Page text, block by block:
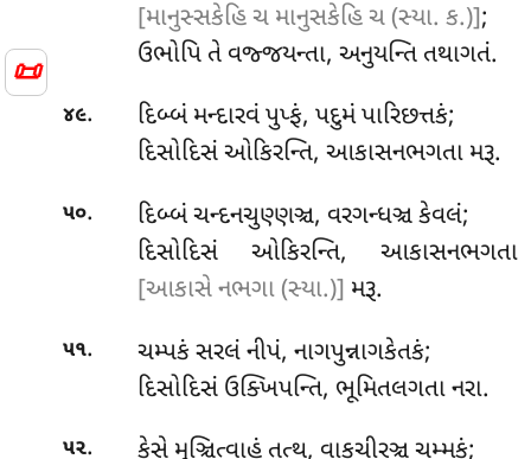
📜
[માનુસ્સકેહિ ચ માનુસકેહિ ચ (સ્યા. ક.)];
ઉભોપિ તે વજ્જયન્તા, અનુયન્તિ તથાગતં.
૪૯.
દિબ્બં મન્દારવં પુપ્ફં, પદુમં પારિછત્તકં;
દિસોદિસં ઓકિરન્તિ, આકાસનભગતા મરૂ.
૫૦.
દિબ્બં ચન્દનચુણ્ણઞ્ચ, વરગન્ધઞ્ચ કેવલં;
દિસોદિસં ઓકિરન્તિ, આકાસનભગતા
[આકાસે નભગા (સ્યા.)] મરૂ.
૫૧.
ચમ્પકં સરલં નીપં, નાગપુન્નાગકેતકં;
દિસોદિસં ઉક્ખિપન્તિ, ભૂમિતલગતા નરા.
૫૨. કેસે મુઞ્ચિત્વાહં તત્થ, વાકચીરઞ્ચ ચમ્મકં;